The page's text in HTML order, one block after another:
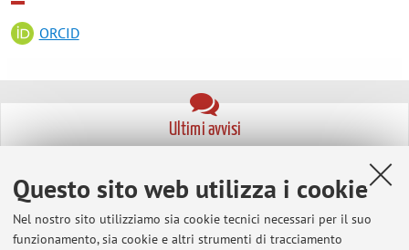
Questo sito web utilizza i cookie
Nel nostro sito utilizziamo sia cookie tecnici necessari per il suo
funzionamento, sia cookie e altri strumenti di tracciamento
ORCID
Ultimi avvisi
Pubblicato il: 26 febbraio 2026
Seminar (28 May 2025): A framework for classifying climate change
questions used in public opinion surveys